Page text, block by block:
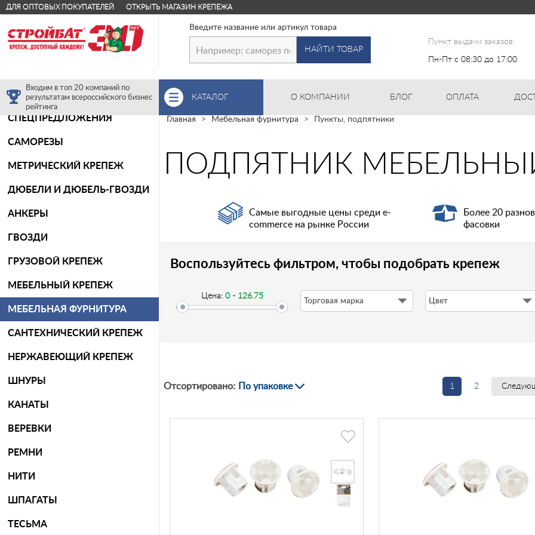
ДЛЯ ОПТОВЫХ ПОКУПАТЕЛЕЙ ОТКРЫТЬ МАГАЗИН КРЕПЕЖА
Введите название или артикул товара
НАЙТИ ТОВАР
Пункт выдачи заказов:
Пн-Пт с 08:30 до 17:00
Входим в топ 20 компаний по
результатам всероссийского бизнес
рейтинга
КАТАЛОГ О КОМПАНИИ БЛОГ ОПЛАТА
Главная Мебельная фурнитура Пункты, подпятники
ПОДПЯТНИК
Самые выгодные цены среди e-
commerce на рынке России
Более 20
фасовки
СПЕЦПРЕДЛОЖЕНИЯ
САМОРЕЗЫ
МЕТРИЧЕСКИЙ КРЕПЕЖ
ДЮБЕЛИ И ДЮБЕЛЬ-ГВОЗДИ
АНКЕРЫ
ГВОЗДИ
ГРУЗОВОЙ КРЕПЕЖ
МЕБЕЛЬНЫЙ КРЕПЕЖ
МЕБЕЛЬНАЯ ФУРНИТУРА
САНТЕХНИЧЕСКИЙ КРЕПЕЖ
НЕРЖАВЕЮЩИЙ КРЕПЕЖ
ШНУРЫ
КАНАТЫ
ВЕРЕВКИ
РЕМНИ
НИТИ
ШПАГАТЫ
ТЕСЬМА
Воспользуйтесь фильтром, чтобы подобрать крепеж
Цена:0 - 126.75
Рублей
Торговая марка Цвет
Отсортировано: По упаковке 1 2